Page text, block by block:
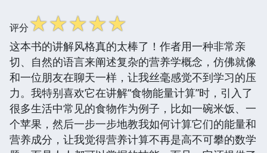
评分☆☆☆☆☆
这本书的讲解风格真的太棒了！作者用一种非常亲
切、自然的语言来阐述复杂的营养学概念，仿佛就像
和一位朋友在聊天一样，让我丝毫感觉不到学习的压
力。我特别喜欢它在讲解“食物能量计算”时，引入了
很多生活中常见的食物作为例子，比如一碗米饭、一
个苹果，然后一步一步地教我如何计算它们的能量和
营养成分，让我觉得营养计算不再是高不可攀的数学